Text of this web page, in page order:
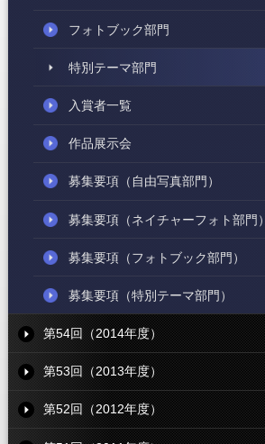
フォトブック部門
特別テーマ部門
入賞者一覧
作品展示会
募集要項 （自由写真部門）
募集要項 （ネイチャーフォト部門）
募集要項 （フォトブック部門）
募集要項 （特別テーマ部門）
第54回（2014年度）
第53回（2013年度）
第52回（2012年度）